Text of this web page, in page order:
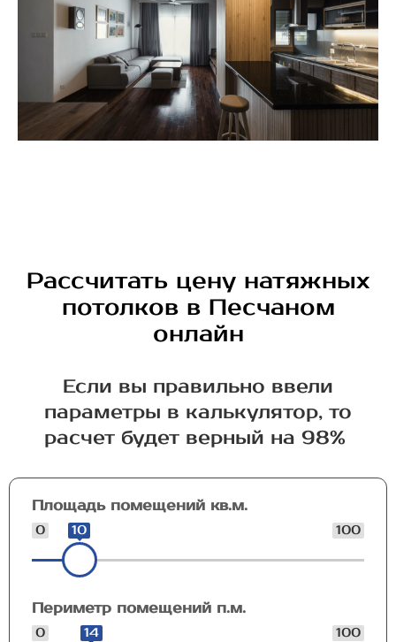
Рассчитать цену натяжных
потолков в Песчаном
онлайн
Если вы правильно ввели
параметры в калькулятор, то
расчет будет верный на 98%
Площадь помещений кв.м.
0 100
10
Периметр помещений п.м.
0 100
14